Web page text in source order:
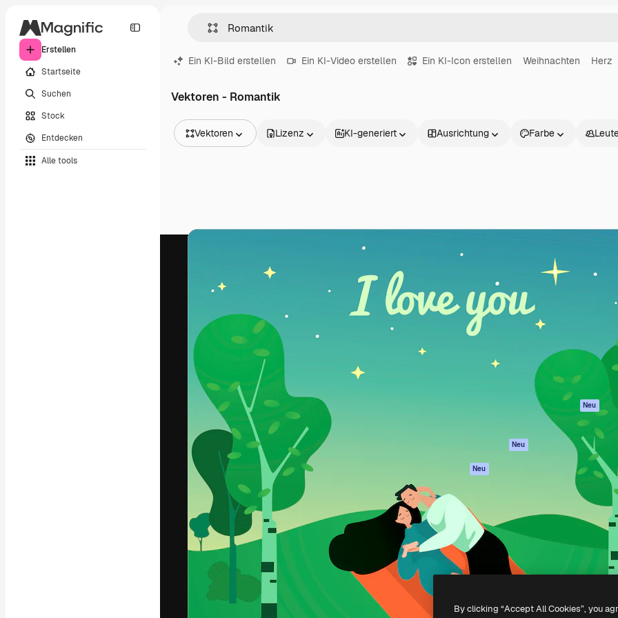
Erstellen
Startseite
Suchen
Stock
Entdecken
Alle tools
Ein KI-Bild erstellen Ein KI-Video erstellen Ein KI-Icon erstellen Weihnachten Herz
Vektoren - Romantik
Vektoren
Videos
3D-Modelle
Lizenz KI-generiert Ausrichtung Farbe
Die kreative Plattform, um deine beste
Arbeit zu verwirklichen. Mehr als 1 Million
Abonnenten unter Kreativen, Unternehmen,
Agenturen und Studios.
Deutsch
Produkte
KI-Assistent
KI-Videogenerator
Neu
Neu
Mobile App
Alle Magnific-Tools
Academy
Support
Originale Neu
Cookie-Richtlinie
Vertrauenszentrum
Unternehmen
Copyright © 2010- 2026Freepik Company S.L.U. Alle Rechte vorbehalten
By clicking “Accept All Cookies”, you